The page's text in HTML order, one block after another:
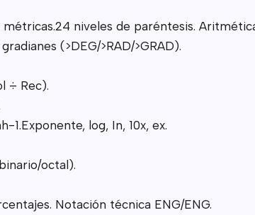
niveles de paréntesis.
(>DEG/>RAD/>GRAD).
÷ Rec).
1.Exponente, log, In, 10x, ex.
octal).
Notación técnica ENG/ENG.